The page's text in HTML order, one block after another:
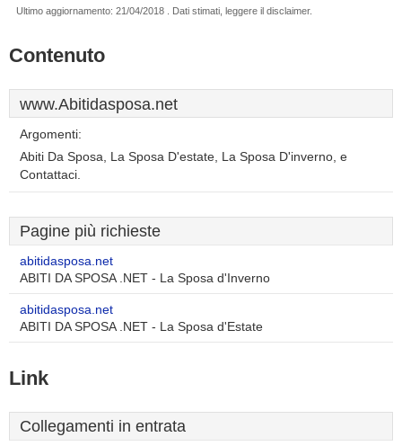
Ultimo aggiornamento: 21/04/2018 . Dati stimati, leggere il disclaimer.
Contenuto
www.Abitidasposa.net
Argomenti:
Abiti Da Sposa, La Sposa D'estate, La Sposa D'inverno, e
Contattaci.
Pagine più richieste
abitidasposa.net
ABITI DA SPOSA .NET - La Sposa d'Inverno
abitidasposa.net
ABITI DA SPOSA .NET - La Sposa d'Estate
Link
Collegamenti in entrata